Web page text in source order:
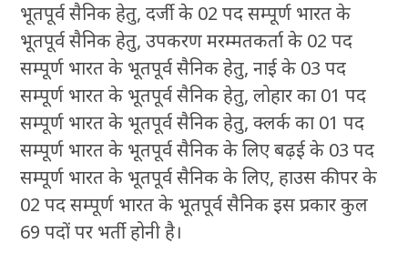
भूतपूर्व सैनिक हेतु, दर्जी के 02 पद सम्पूर्ण भारत के
भूतपूर्व सैनिक हेतु, उपकरण मरम्मतकर्ता के 02 पद
सम्पूर्ण भारत के भूतपूर्व सैनिक हेतु, नाई के 03 पद
सम्पूर्ण भारत के भूतपूर्व सैनिक हेतु, लोहार का 01 पद
सम्पूर्ण भारत के भूतपूर्व सैनिक हेतु, क्लर्क का 01 पद
सम्पूर्ण भारत के भूतपूर्व सैनिक के लिए बढ़ई के 03 पद
सम्पूर्ण भारत के भूतपूर्व सैनिक के लिए, हाउस कीपर के
02 पद सम्पूर्ण भारत के भूतपूर्व सैनिक इस प्रकार कुल
69 पदों पर भर्ती होनी है।